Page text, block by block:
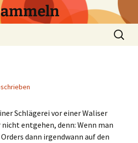
Suchen
nach:
Schlägerei vor einer Waliser
entgehen, denn: Wenn man
dann irgendwann auf den